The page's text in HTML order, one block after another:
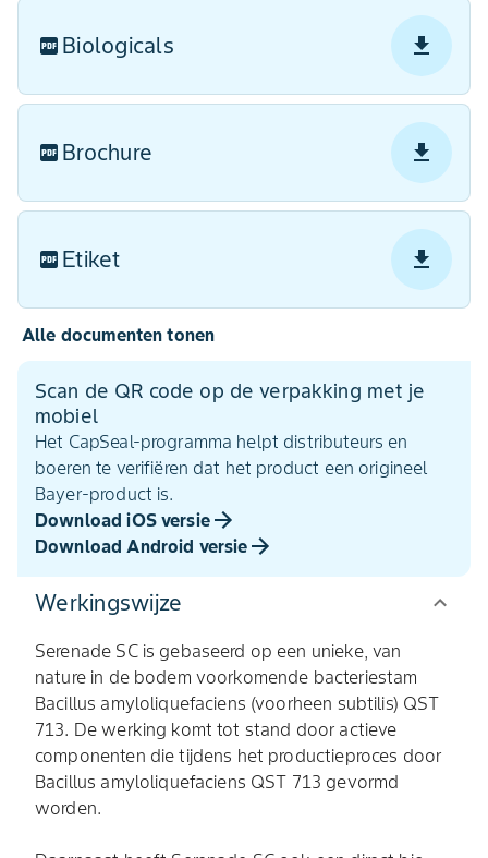
Biologicals
Brochure
Etiket
Alle documenten tonen
Scan de QR code op de verpakking met je
mobiel
Het CapSeal-programma helpt distributeurs en
boeren te verifiëren dat het product een origineel
Bayer-product is.
Download iOS versie
Download Android versie
Werkingswijze
Serenade SC is gebaseerd op een unieke, van
nature in de bodem voorkomende bacteriestam
Bacillus amyloliquefaciens (voorheen subtilis) QST
713. De werking komt tot stand door actieve
componenten die tijdens het productieproces door
Bacillus amyloliquefaciens QST 713 gevormd
worden.